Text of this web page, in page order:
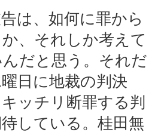
は、如何に罪から
、それしか考えて
だと思う。それだ
日に地裁の判決
ッチリ断罪する判
している。桂田無